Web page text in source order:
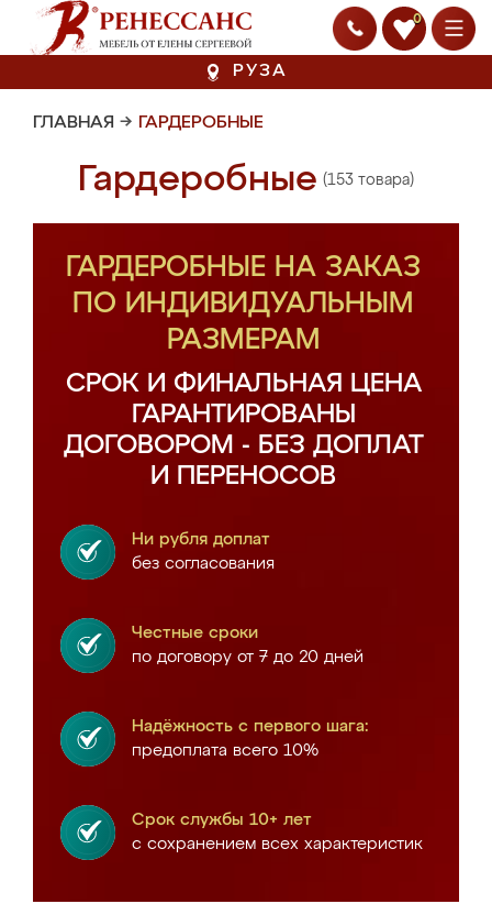
0
РУЗА
ГЛАВНАЯ → ГАРДЕРОБНЫЕ
Гардеробные (153 товара)
ГАРДЕРОБНЫЕ НА ЗАКАЗ
ПО ИНДИВИДУАЛЬНЫМ
РАЗМЕРАМ
СРОК И ФИНАЛЬНАЯ ЦЕНА
ГАРАНТИРОВАНЫ
ДОГОВОРОМ - БЕЗ ДОПЛАТ
И ПЕРЕНОСОВ
Ни рубля доплат
без согласования
Честные сроки
по договору от 7 до 20 дней
Надёжность с первого шага:
предоплата всего 10%
Срок службы 10+ лет
с сохранением всех характеристик